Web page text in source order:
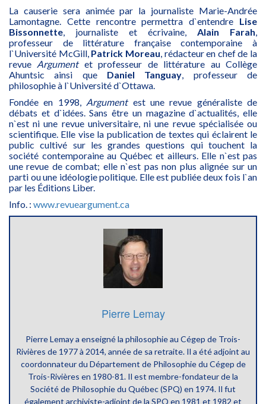
La causerie sera animée par la journaliste Marie-Andrée
Lamontagne. Cette rencontre permettra d`entendre Lise
Bissonnette, journaliste et écrivaine, Alain Farah,
professeur de littérature française contemporaine à
l`Université McGill, Patrick Moreau, rédacteur en chef de la
revue Argumentet professeur de littérature au Collège
Ahuntsic ainsi que Daniel Tanguay, professeur de
philosophie à l`Université d`Ottawa.
Fondée en 1998, Argumentest une revue généraliste de
débats et d`idées. Sans être un magazine d`actualités, elle
n`est ni une revue universitaire, ni une revue spécialisée ou
scientifique. Elle vise la publication de textes qui éclairent le
public cultivé sur les grandes questions qui touchent la
société contemporaine au Québec et ailleurs. Elle n`est pas
une revue de combat; elle n`est pas non plus alignée sur un
parti ou une idéologie politique. Elle est publiée deux fois l`an
par les Éditions Liber.
Info. : www.revueargument.ca
Pierre Lemay
Pierre Lemay a enseigné la philosophie au Cégep de Trois-
Rivières de 1977 à 2014, année de sa retraite. Il a été adjoint au
coordonnateur du Département de Philosophie du Cégep de
Trois-Rivières en 1980-81. Il est membre-fondateur de la
Société de Philosophie du Québec (SPQ) en 1974. Il fut
également archiviste-adjoint de la SPQ en 1981 et 1982 et